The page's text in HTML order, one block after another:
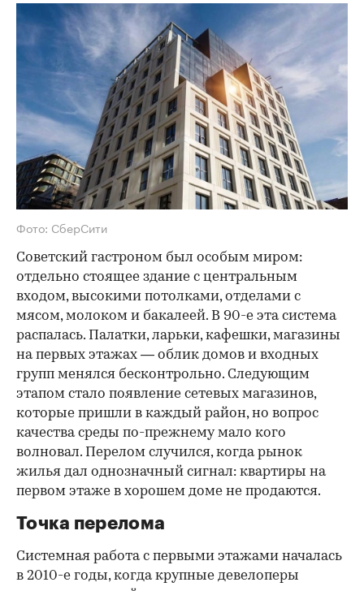
Фото: СберСити
Советский гастроном был особым миром:
отдельно стоящее здание с центральным
входом, высокими потолками, отделами с
мясом, молоком и бакалеей. В 90-е эта система
распалась. Палатки, ларьки, кафешки, магазины
на первых этажах — облик домов и входных
групп менялся бесконтрольно. Следующим
этапом стало появление сетевых магазинов,
которые пришли в каждый район, но вопрос
качества среды по-прежнему мало кого
волновал. Перелом случился, когда рынок
жилья дал однозначный сигнал: квартиры на
первом этаже в хорошем доме не продаются.
Точка перелома
Системная работа с первыми этажами началась
в 2010-е годы, когда крупные девелоперы